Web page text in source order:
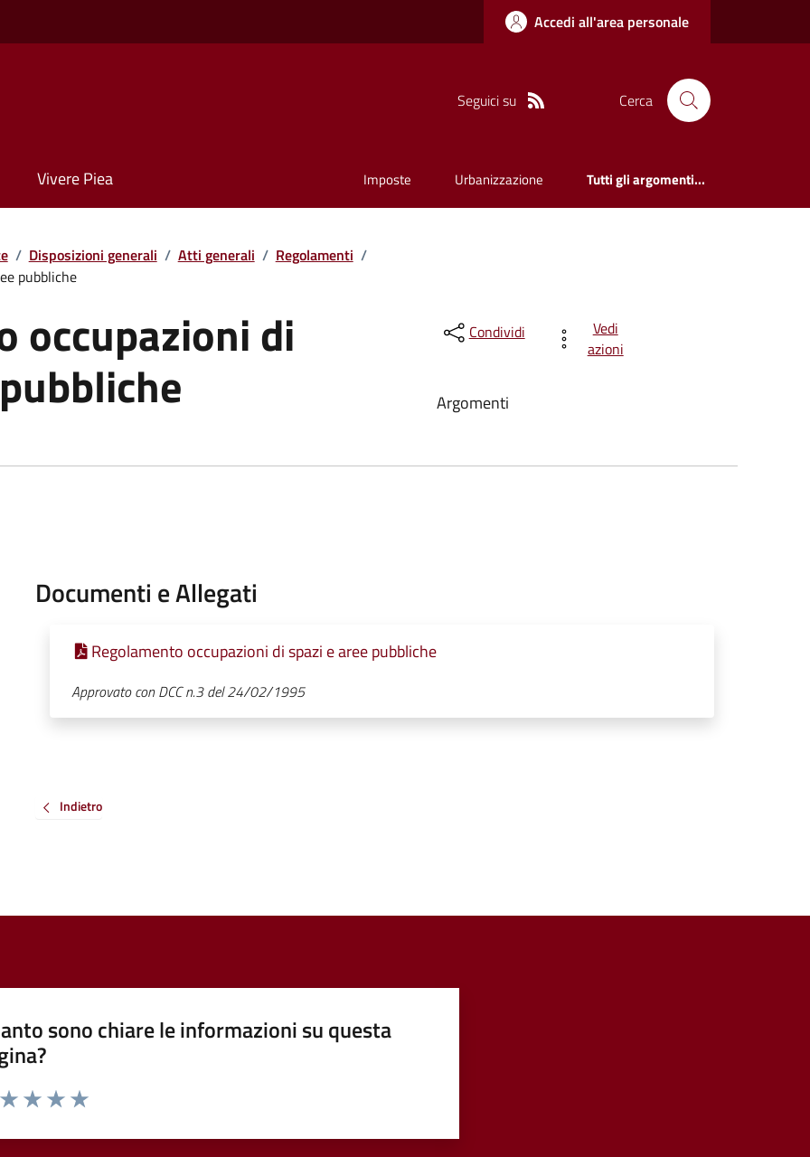
Accedi all'area personale
Seguici su Cerca
Vivere Piea Imposte Urbanizzazione Tutti gli argomenti...
/ Disposizioni generali / Atti generali / Regolamenti /
pubbliche
occupazioni di Condividi
Vedi
azioni
Argomenti
Documenti e Allegati
Regolamento occupazioni di spazi e aree pubbliche
Approvato con DCC n.3 del 24/02/1995
Indietro
sono chiare le informazioni su questa
da 1 a 5 stelle la pagina